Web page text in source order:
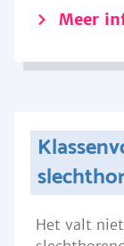
Meer
Het valt